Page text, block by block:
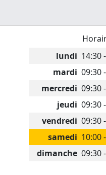
lundi 14:30
mardi 09:30
mercredi 09:30
jeudi 09:30
vendredi 09:30
samedi 10:00
dimanche 09:30